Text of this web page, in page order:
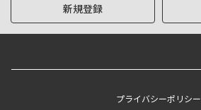
新規登録
プライバシーポリシー